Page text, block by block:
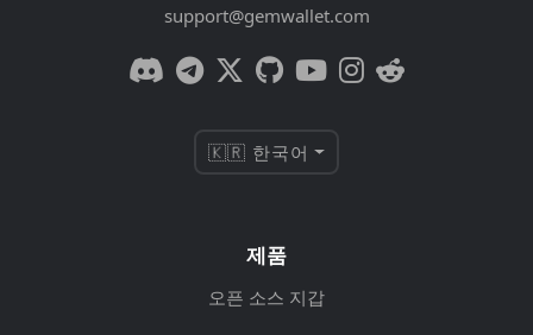
support@gemwallet.com
🇰🇷 한국어
제품
오픈 소스 지갑